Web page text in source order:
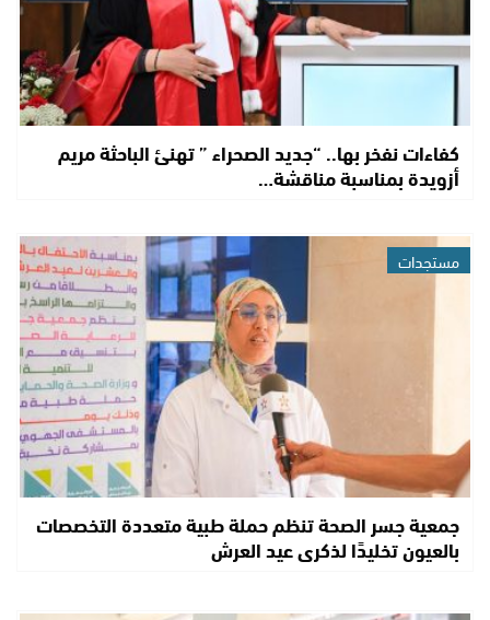
كفاءات نفخر بها.. “جديد الصحراء ” تهنئ الباحثة مريم
أزويدة بمناسبة مناقشة…
مستجدات
جمعية جسر الصحة تنظم حملة طبية متعددة التخصصات
بالعيون تخليدًا لذكرى عيد العرش